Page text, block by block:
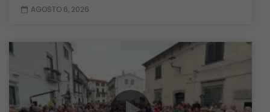
AGOSTO 6, 2026